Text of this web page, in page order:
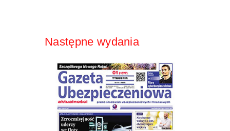
Następne wydania